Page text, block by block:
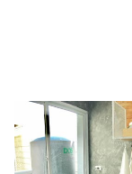
Music
Station